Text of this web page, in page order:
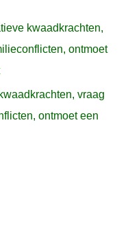
kwaadkrachten,
ontmoet
vraag
ontmoet een